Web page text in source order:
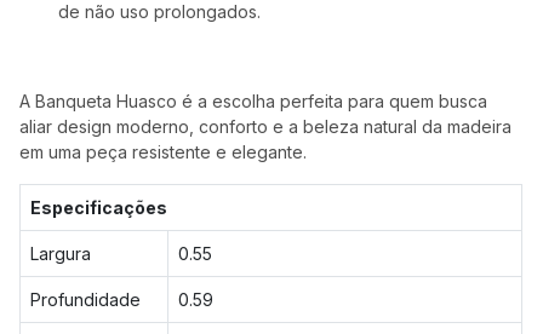
de não uso prolongados.
A Banqueta Huasco é a escolha perfeita para quem busca
aliar design moderno, conforto e a beleza natural da madeira
em uma peça resistente e elegante.
Especificações
Largura 0.55
Profundidade 0.59